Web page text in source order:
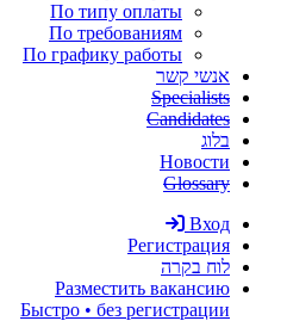
По типу оплаты
По требованиям
По графику работы
אנשי קשר
Specialists
Candidates
בלוג
Новости
Glossary
Вход
Регистрация
לוח בקרה
Разместить вакансию
Быстро • без регистрации